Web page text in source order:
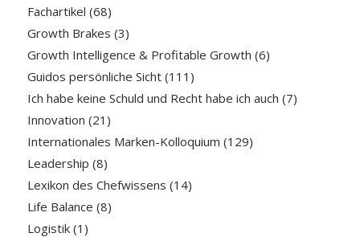
Fachartikel (68)
Growth Brakes (3)
Growth Intelligence & Profitable Growth (6)
Guidos persönliche Sicht(111)
Ich habe keine Schuld und Recht habe ich auch (7)
Innovation (21)
Internationales Marken-Kolloquium (129)
Leadership (8)
Lexikon des Chefwissens (14)
Life Balance (8)
Logistik(1)